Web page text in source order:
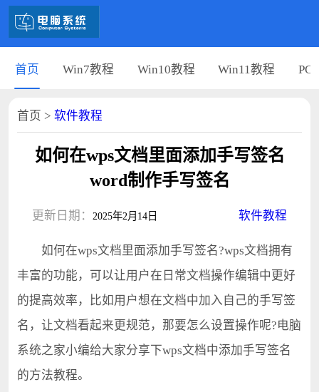
首页 Win7教程 Win10教程 Win11教程 PC
首页 > 软件教程
如何在wps文档里面添加手写签名
word制作手写签名
更新日期： 2025年2月14日 软件教程
如何在wps文档里面添加手写签名?wps文档拥有
丰富的功能，可以让用户在日常文档操作编辑中更好
的提高效率，比如用户想在文档中加入自己的手写签
名，让文档看起来更规范，那要怎么设置操作呢?电脑
系统之家小编给大家分享下wps文档中添加手写签名
的方法教程。